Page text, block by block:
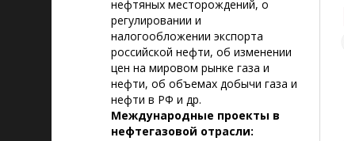
нефтяных месторождений, о
регулировании и
налогообложении экспорта
российской нефти, об изменении
цен на мировом рынке газа и
нефти, об объемах добычи газа и
нефти в РФ и др.
Международные проекты в
нефтегазовой отрасли: